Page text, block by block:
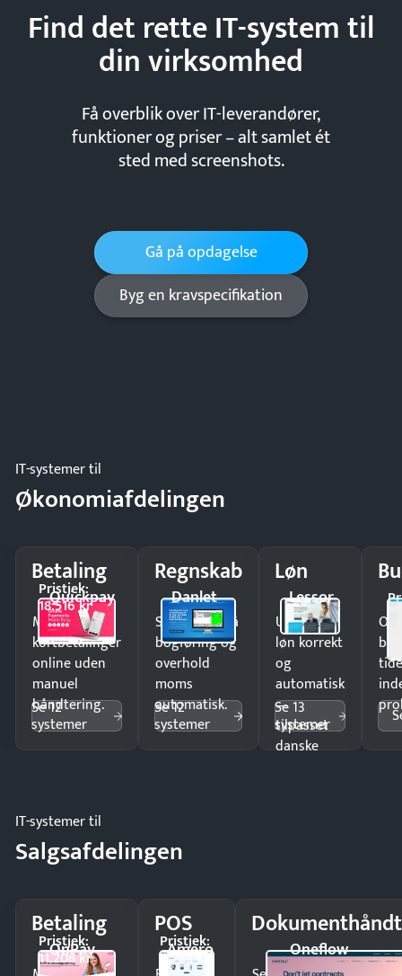
Find det rette IT-system til
dinvirksomhed
Få overblik over IT-leverandører,
funktioner og priser – alt samlet ét
sted med screenshots.
Gå på opdagelse
Byg en kravspecifikation
IT-systemer til
Økonomiafdelingen
Betaling
Quickpay
Pristjek:
18.516 kr
Modtag
kortbetalinger
online uden
manuel
håndtering.
Se 12
systemer
Regnskab
Danlet
Spar timer på
bogføring og
overhold
moms
automatisk.
Se 12
systemer
Løn
Lessor
Udbetal
løn korrekt
og
automatisk
—
tilpasset
danske
Se 13
systemer
IT-systemer til
Salgsafdelingen
Betaling
OnPay
Pristjek:
11.208 kr
POS
Amero
Pristjek:
4.788 kr Oneflow